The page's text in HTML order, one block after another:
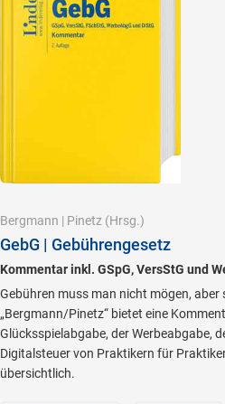
Bergmann | Pinetz (Hrsg.)
GebG | Gebührengesetz
Kommentar inkl. GSpG, VersStG und
Gebühren muss man nicht mögen, aber
„Bergmann/Pinetz“ bietet eine
Glücksspielabgabe, der Werbeabgabe,
Digitalsteuer von Praktikern für
übersichtlich.